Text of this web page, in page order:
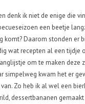
denk ik niet de enige die
een beetje
komt? Daarom stonden er
wat recepten al een tijdje
om te maken deze
simpelweg kwam het er
Zo heb ik al wel een
dessertbananen